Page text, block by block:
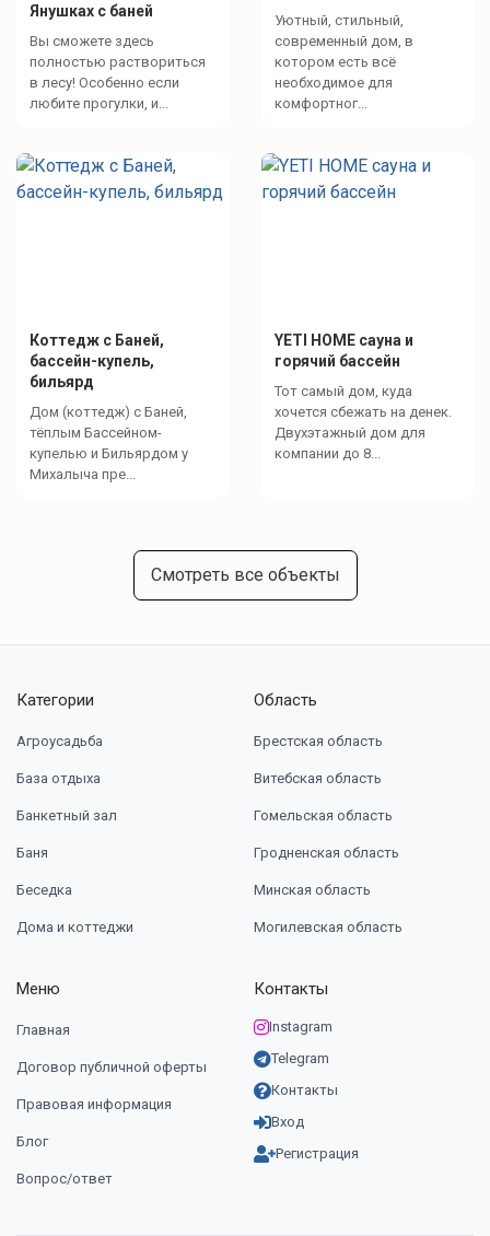
Янушках с баней
Вы сможете здесь
полностью раствориться
в лесу! Особенно если
любите прогулки, и...
Уютный, стильный,
современный дом, в
котором есть всё
необходимое для
комфортног...
Коттедж с Баней,
бассейн-купель,
бильярд
Дом (коттедж) с Баней,
тёплым Бассейном-
купелью и Бильярдом у
Михалыча пре...
YETI HOME cауна и
горячий бассейн
Тот самый дом, куда
хочется сбежать на денек.
Двухэтажный дом для
компании до 8...
Смотреть все объекты
Категории
Агроусадьба
База отдыха
Банкетный зал
Баня
Беседка
Дома и коттеджи
Область
Брестская область
Витебская область
Гомельская область
Гродненская область
Минская область
Могилевская область
Меню
Главная
Договор публичной оферты
Правовая информация
Блог
Вопрос/ответ
Контакты
Instagram
Telegram
Контакты
Вход
Регистрация